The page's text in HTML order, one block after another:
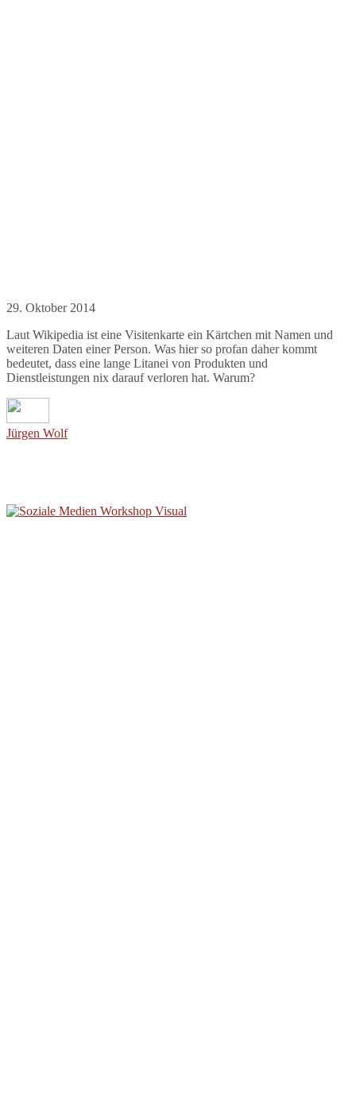
29. Oktober 2014
Laut Wikipedia ist eine Visitenkarte ein Kärtchen mit Namen und
weiteren Daten einer Person. Was hier so profan daher kommt
bedeutet, dass eine lange Litanei von Produkten und
Dienstleistungen nix darauf verloren hat. Warum?
Jürgen Wolf